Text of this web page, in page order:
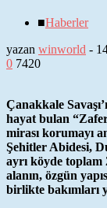
■Haberler
yazan winworld -
0 7420
Çanakkale
hayat bulan
mirası korumayı
Şehitler Abidesi,
ayrı köyde
alanın, özgün
birlikte bakımları